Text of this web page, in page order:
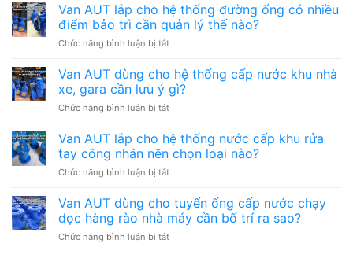
Van AUT lắp cho hệ thống đường ống có nhiều
điểm bảo trì cần quản lý thế nào?
Chức năng bình luận bị tắtở
AUT
lắp
cho
hệ
đường
ống
có
nhiều
bảo
trì
quản
Van AUT dùng cho hệ thống cấp nước khu nhà
xe, gara cần lưu ý gì?
Chức năng bình luận bị tắtở
AUT
dùng
cho
hệ
cấp
nước
khu
nhà
Van AUT lắp cho hệ thống nước cấp khu rửa
tay công nhân nên chọn loại nào?
Chức năng bình luận bị tắtở
AUT
lắp
cho
hệ
Van AUT dùng cho tuyến ống cấp nước chạy
dọc hàng rào nhà máy cần bố trí ra sao?
Chức năng bình luận bị tắtở